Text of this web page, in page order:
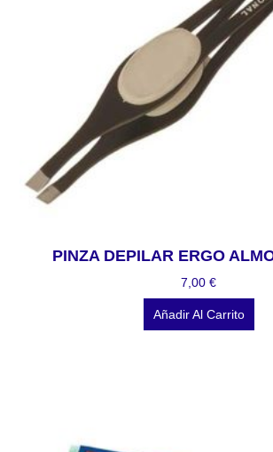
PINZA DEPILAR ERGO
7,00 €
Añadir Al Carrito